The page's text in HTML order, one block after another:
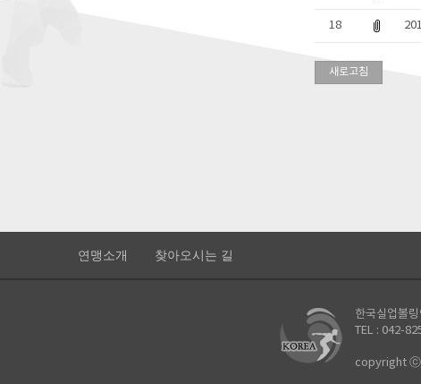
18
새로고침
연맹소개 찾아오시는 길
한국실업볼
TEL : 042-
copyright ⓒ